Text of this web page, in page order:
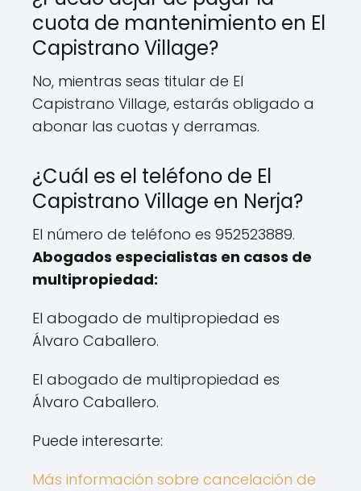
cuota de mantenimiento en El
Capistrano Village?
No, mientras seas titular de El
Capistrano Village, estarás obligado a
abonar las cuotas y derramas.
¿Cuál es el teléfono de El
Capistrano Village en Nerja?
El número de teléfono es 952523889.
Abogados especialistas en casos de
multipropiedad:
El abogado de multipropiedad es
Álvaro Caballero.
El abogado de multipropiedad es
Álvaro Caballero.
Puede interesarte:
Más información sobre cancelación de